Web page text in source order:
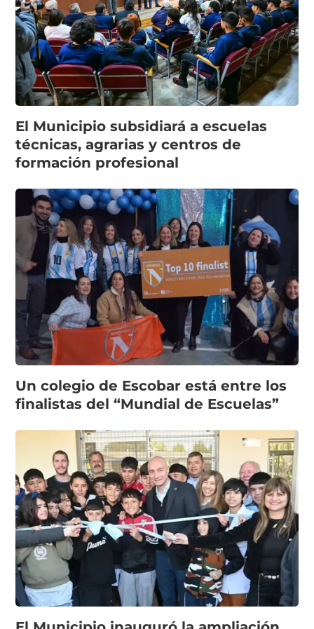
El Municipio subsidiará a escuelas
técnicas, agrarias y centros de
formación profesional
Un colegio de Escobar está entre los
finalistas del “Mundial de Escuelas”